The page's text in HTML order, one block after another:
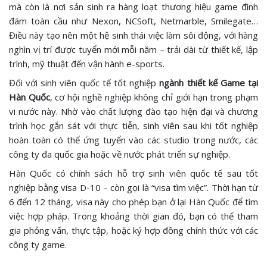
mà còn là nơi sản sinh ra hàng loạt thương hiệu game đình
đám toàn cầu như Nexon, NCSoft, Netmarble, Smilegate…
Điều này tạo nên một hệ sinh thái việc làm sôi động, với hàng
nghìn vị trí được tuyển mới mỗi năm – trải dài từ thiết kế, lập
trình, mỹ thuật đến vận hành e-sports.
Đối với sinh viên quốc tế tốt nghiệpngành thiết kế Game tại
Hàn Quốc, cơ hội nghề nghiệp không chỉ giới hạn trong phạm
vi nước này. Nhờ vào chất lượng đào tạo hiện đại và chương
trình học gắn sát với thực tiễn, sinh viên sau khi tốt nghiệp
hoàn toàn có thể ứng tuyển vào các studio trong nước, các
công ty đa quốc gia hoặc về nước phát triển sự nghiệp.
Hàn Quốc có chính sách hỗ trợ sinh viên quốc tế sau tốt
nghiệp bằng visa D-10 – còn gọi là “visa tìm việc”. Thời hạn từ
6 đến 12 tháng, visa này cho phép bạn ở lại Hàn Quốc để tìm
việc hợp pháp. Trong khoảng thời gian đó, bạn có thể tham
gia phỏng vấn, thực tập, hoặc ký hợp đồng chính thức với các
công ty game.